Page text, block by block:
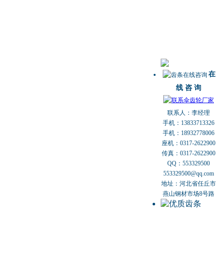
在
线 咨 询
联系人：李经理
手机：13833713326
手机：18932778006
座机：0317-2622900
传真：0317-2622900
QQ：553329500
553329500@qq.com
地址：河北省任丘市
燕山钢材市场8号路